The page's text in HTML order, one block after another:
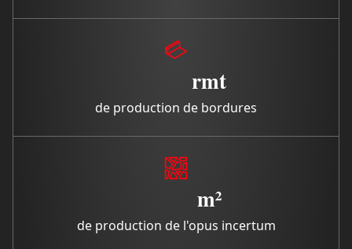
rmt
de production de bordures
m²
de production de l'opus incertum